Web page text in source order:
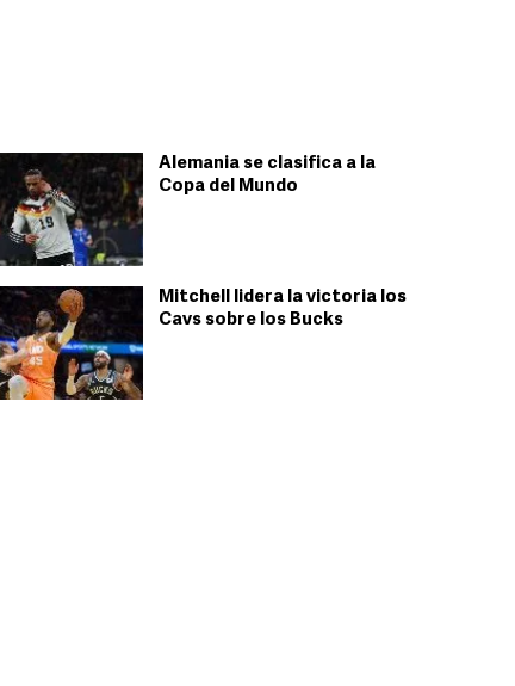
Alemania se clasifica a la
Copa del Mundo
Mitchell lidera la victoria los
Cavs sobre los Bucks